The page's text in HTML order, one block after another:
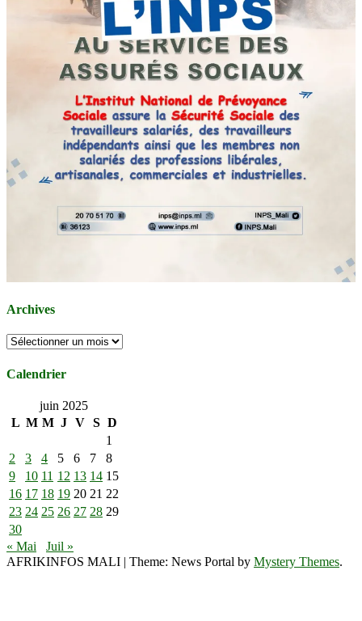
Archives
Archives
Calendrier
juin 2025
L M M J V S D
1
2
3 4 5 6 7
8
9
10 11 12 13 14 15
16 17 18 19 20 21 22
23 24 25 26 27 28 29
30
« Mai
Juil »
AFRIKINFOS MALI | Theme: News Portal by Mystery Themes.